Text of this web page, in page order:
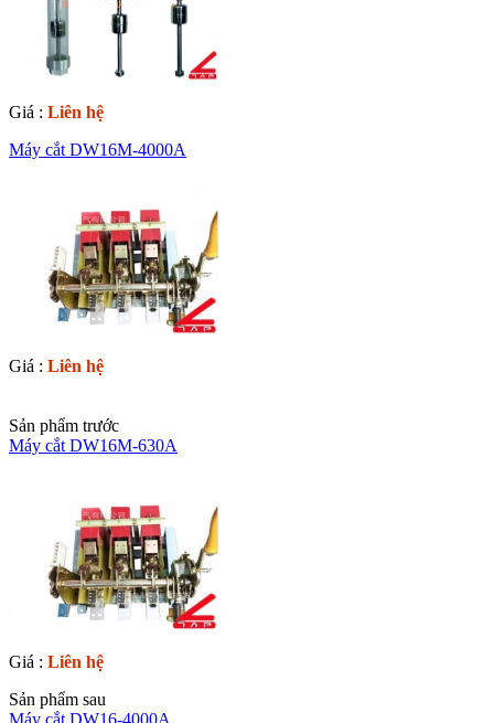
Giá : Liên hệ
Máy cắt DW16M-4000A
Giá : Liên hệ
Sản phẩm trước
Máy cắt DW16M-630A
Giá : Liên hệ
Sản phẩm sau